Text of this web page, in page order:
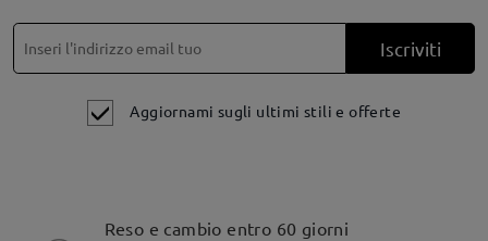
Iscriviti
Aggiornami sugli ultimi stili e offerte
Reso e cambio entro 60 giorni